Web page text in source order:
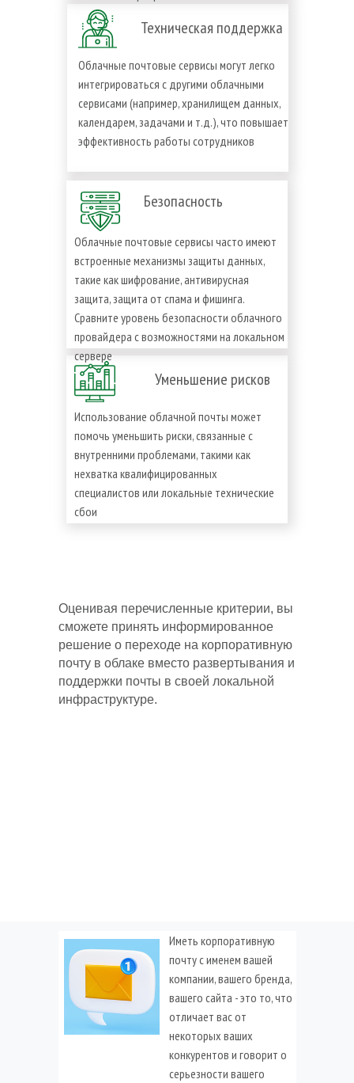
Облачные почтовые сервисы часто имеют
встроенные механизмы защиты данных,
такие как шифрование, антивирусная
защита, защита от спама и фишинга.
Сравните уровень безопасности облачного
провайдера с возможностями на локальном
сервере
Облачные почтовые сервисы могут легко
интегрироваться с другими облачными
сервисами (например, хранилищем данных,
календарем, задачами и т.д.), что повышает
эффективность работы сотрудников
Использование облачной почты может
помочь уменьшить риски, связанные с
внутренними проблемами, такими как
нехватка квалифицированных
специалистов или локальные технические
сбои
Безопасность
Техническая поддержка
Уменьшение рисков
Оценивая перечисленные критерии, вы
сможете принять информированное
решение о переходе на корпоративную
почту в облаке вместо развертывания и
поддержки почты в своей локальной
инфраструктуре.
Иметь корпоративную
почту с именем вашей
компании, вашего бренда,
вашего сайта - это то, что
отличает вас от
некоторых ваших
конкурентов и говорит о
серьезности вашего